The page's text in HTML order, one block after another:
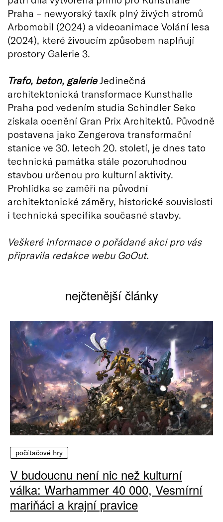
Praha – newyorský taxík plný živých stromů
Arbomobil (2024) a videoanimace Volání lesa
(2024), které živoucím způsobem naplňují
prostory Galerie 3.
Trafo, beton, galerieJedinečná
architektonická transformace Kunsthalle
Praha pod vedením studia Schindler Seko
získala ocenění Gran Prix Architektů. Původně
postavena jako Zengerova transformační
stanice ve 30. letech 20. století, je dnes tato
technická památka stále pozoruhodnou
stavbou určenou pro kulturní aktivity.
Prohlídka se zaměří na původní
architektonické záměry, historické souvislosti
i technická specifika současné stavby.
Veškeré informace o pořádané akci pro vás
připravila redakce webu GoOut.
nejčtenější články
počítačové hry
V budoucnu není nic než kulturní
válka: Warhammer 40 000, Vesmírní
mariňáci a krajní pravice